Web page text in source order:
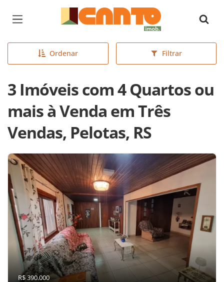
Página inicial
Ordenar Filtrar
3 Imóveis com 4 Quartos ou
mais à Venda em Três
Vendas, Pelotas, RS
R$ 390.000